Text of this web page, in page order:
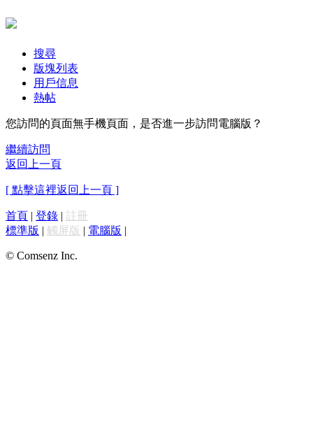
搜尋
版塊列表
用戶信息
熱帖
您訪問的頁面無手機頁面，是否進一步訪問電腦版？
繼續訪問
返回上一頁
[ 點擊這裡返回上一頁 ]
首頁 | 登錄 | 註冊
標準版 | 觸屏版 | 電腦版 |
© Comsenz Inc.